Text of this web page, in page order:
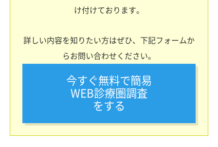
け付けております。
詳しい内容を知りたい方はぜひ、下記フォームか
らお問い合わせください。
今すぐ無料で簡易
WEB診療圏調査
をする